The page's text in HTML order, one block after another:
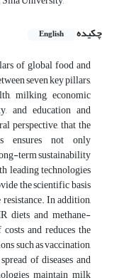
چکیده
English
of global food and
seven key pillars,
milking, economic
and education and
perspective, that the
ensures not only
term sustainability
leading technologies
the scientific basis
In addition,
diets and methane-
and reduces the
such as vaccination,
of diseases and